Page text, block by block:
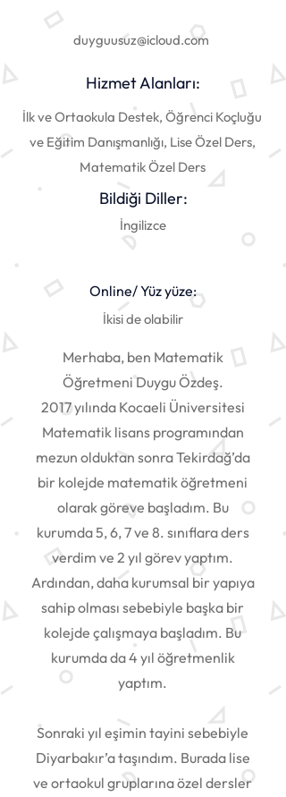
duyguusuz@icloud.com
Hizmet Alanları:
İlk ve Ortaokula Destek, Öğrenci Koçluğu
ve Eğitim Danışmanlığı, Lise Özel Ders,
Matematik Özel Ders
Bildiği Diller:
İngilizce
Online/ Yüz yüze:
İkisi de olabilir
Merhaba, ben Matematik
Öğretmeni Duygu Özdeş.
2017 yılında Kocaeli Üniversitesi
Matematik lisans programından
mezun olduktan sonra Tekirdağ’da
bir kolejde matematik öğretmeni
olarak göreve başladım. Bu
kurumda 5, 6, 7 ve 8. sınıflara ders
verdim ve 2 yıl görev yaptım.
Ardından, daha kurumsal bir yapıya
sahip olması sebebiyle başka bir
kolejde çalışmaya başladım. Bu
kurumda da 4 yıl öğretmenlik
yaptım.
Sonraki yıl eşimin tayini sebebiyle
Diyarbakır’a taşındım. Burada lise
ve ortaokul gruplarına özel dersler